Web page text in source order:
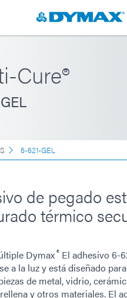
Cure®
6-621-GEL
de pegado
térmico
Dymax® El adhesivo 6-
a la luz y está diseñado
de metal, vidrio,
y otros materiales. El